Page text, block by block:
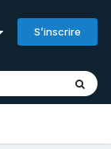
S’inscrire